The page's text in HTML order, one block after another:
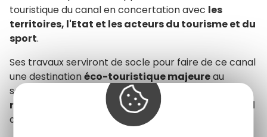
touristique du canal en concertation avec les
territoires, l'Etat et les acteurs du tourisme et du
sport.
Ses travaux serviront de socle pour faire de ce canal
une destinationéco-touristique majeureau
service d'un développement
raisonné et
respectueux
de l'exceptionnel
patrimoine naturel
qui l'environne.